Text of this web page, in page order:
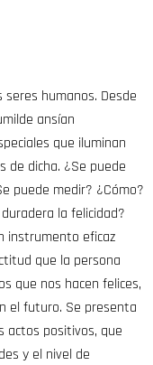
seres humanos. Desde
ansían
que iluminan
de dicha. ¿Se puede
puede medir? ¿Cómo?
la felicidad?
instrumento eficaz
que la persona
que nos hacen felices,
el futuro. Se presenta
actos positivos, que
y el nivel de